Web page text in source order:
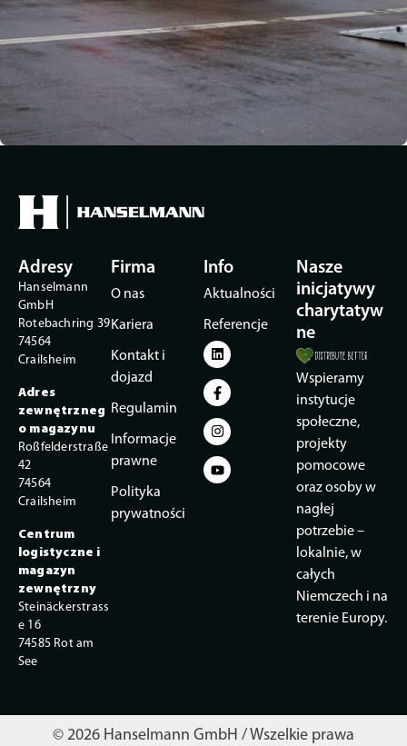
Adresy
Hanselmann
GmbH
Rotebachring 39
74564
Crailsheim
Adres
zewnętrzneg
o magazynu
Roßfelderstraße
42
74564
Crailsheim
Centrum
logistyczne i
magazyn
zewnętrzny
Steinäckerstrass
e 16
74585 Rot am
See
Firma
O nas
Kariera
Kontakt i
dojazd
Regulamin
Informacje
prawne
Polityka
prywatności
Info
Aktualności
Referencje
Nasze
inicjatywy
charytatyw
ne
Wspieramy
instytucje
społeczne,
projekty
pomocowe
oraz osoby w
nagłej
potrzebie –
lokalnie, w
całych
Niemczech i na
terenie Europy.
© 2026 Hanselmann GmbH / Wszelkie prawa